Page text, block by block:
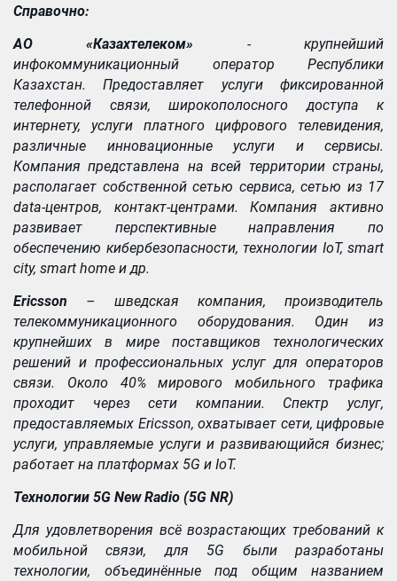
Справочно:
АО «Казахтелеком» - крупнейший
инфокоммуникационный оператор Республики
Казахстан. Предоставляет услуги фиксированной
телефонной связи, широкополосного доступа к
интернету, услуги платного цифрового телевидения,
различные инновационные услуги и сервисы.
Компания представлена на всей территории страны,
располагает собственной сетью сервиса, сетью из 17
data-центров, контакт-центрами. Компания активно
развивает перспективные направления по
обеспечению кибербезопасности, технологии IoT, smart
city, smart home и др.
Ericsson – шведская компания, производитель
телекоммуникационного оборудования. Один из
крупнейших в мире поставщиков технологических
решений и профессиональных услуг для операторов
связи. Около 40% мирового мобильного трафика
проходит через сети компании. Спектр услуг,
предоставляемых Ericsson, охватывает сети, цифровые
услуги, управляемые услуги и развивающийся бизнес;
работает на платформах 5G и IoT.
Технологии 5G New Radio (5G NR)
Для удовлетворения всё возрастающих требований к
мобильной связи, для 5G были разработаны
технологии, объединённые под общим названием